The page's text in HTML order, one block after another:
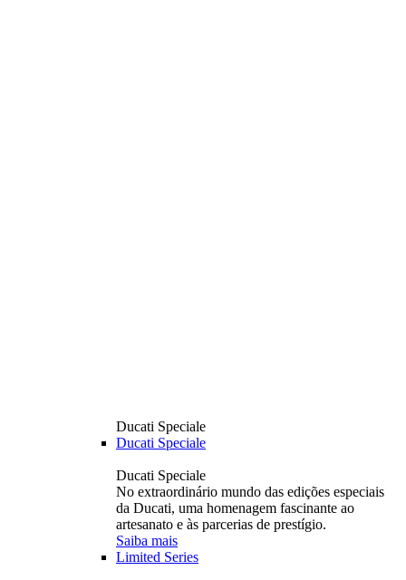
Ducati Speciale
Ducati Speciale
Ducati Speciale
No extraordinário mundo das edições especiais
da Ducati, uma homenagem fascinante ao
artesanato e às parcerias de prestígio.
Saiba mais
Limited Series